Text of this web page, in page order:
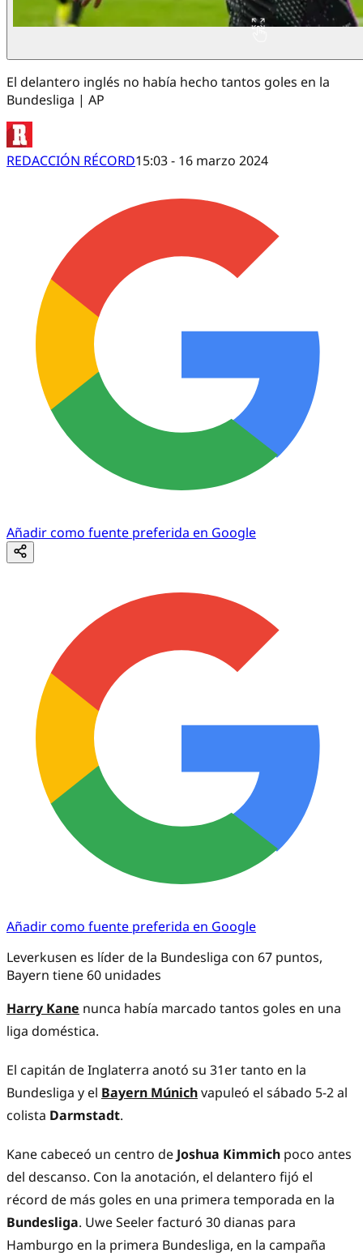
El delantero inglés no había hecho tantos goles en la
Bundesliga | AP
REDACCIÓN RÉCORD15:03 - 16 marzo 2024
Añadir como fuente preferida en Google
Añadir como fuente preferida en Google
Leverkusen es líder de la Bundesliga con 67 puntos,
Bayern tiene 60 unidades
Harry Kane nunca había marcado tantos goles en una
liga doméstica.
El capitán de Inglaterra anotó su 31er tanto en la
Bundesliga y el Bayern Múnichvapuleó el sábado 5-2 al
colista Darmstadt.
Kane cabeceó un centro de Joshua Kimmich poco antes
del descanso. Con la anotación, el delantero fijó el
récord de más goles en una primera temporada en la
Bundesliga. Uwe Seeler facturó 30 dianas para
Hamburgo en la primera Bundesliga, en la campaña